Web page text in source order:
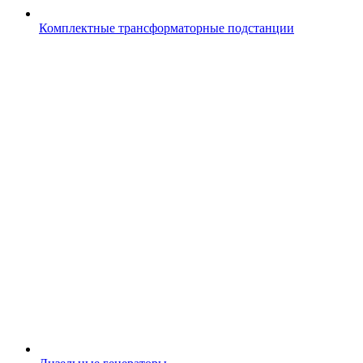
Комплектные трансформаторные подстанции